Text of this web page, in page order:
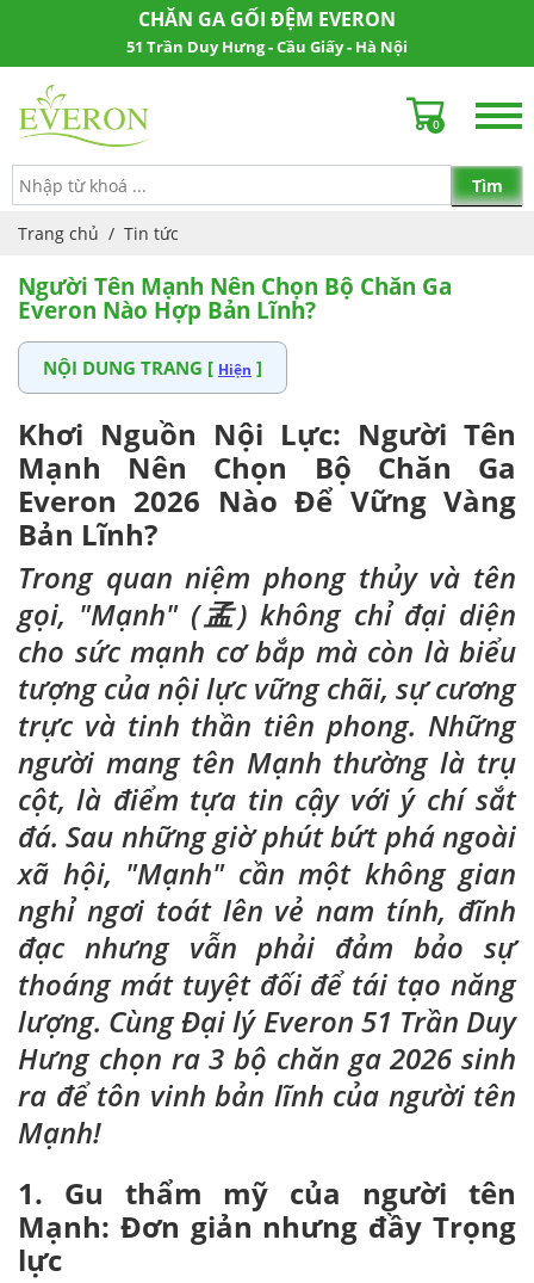
CHĂN GA GỐI ĐỆM EVERON
51 Trần Duy Hưng - Cầu Giấy - Hà Nội
0
Trang chủ / Tin tức
Người Tên Mạnh Nên Chọn Bộ Chăn Ga
Everon Nào Hợp Bản Lĩnh?
NỘI DUNG TRANG [ Hiện ]
Khơi Nguồn Nội Lực: Người Tên
Mạnh Nên Chọn Bộ Chăn Ga
Everon 2026 Nào Để Vững Vàng
Bản Lĩnh?
Trong quan niệm phong thủy và tên
gọi, "Mạnh" (孟) không chỉ đại diện
cho sức mạnh cơ bắp mà còn là biểu
tượng của nội lực vững chãi, sự cương
trực và tinh thần tiên phong. Những
người mang tên Mạnh thường là trụ
cột, là điểm tựa tin cậy với ý chí sắt
đá. Sau những giờ phút bứt phá ngoài
xã hội, "Mạnh" cần một không gian
nghỉ ngơi toát lên vẻ nam tính, đĩnh
đạc nhưng vẫn phải đảm bảo sự
thoáng mát tuyệt đối để tái tạo năng
lượng. Cùng Đại lý Everon 51 Trần Duy
Hưng chọn ra 3 bộ chăn ga 2026 sinh
ra để tôn vinh bản lĩnh của người tên
Mạnh!
1. Gu thẩm mỹ của người tên
Mạnh: Đơn giản nhưng đầy Trọng
lực